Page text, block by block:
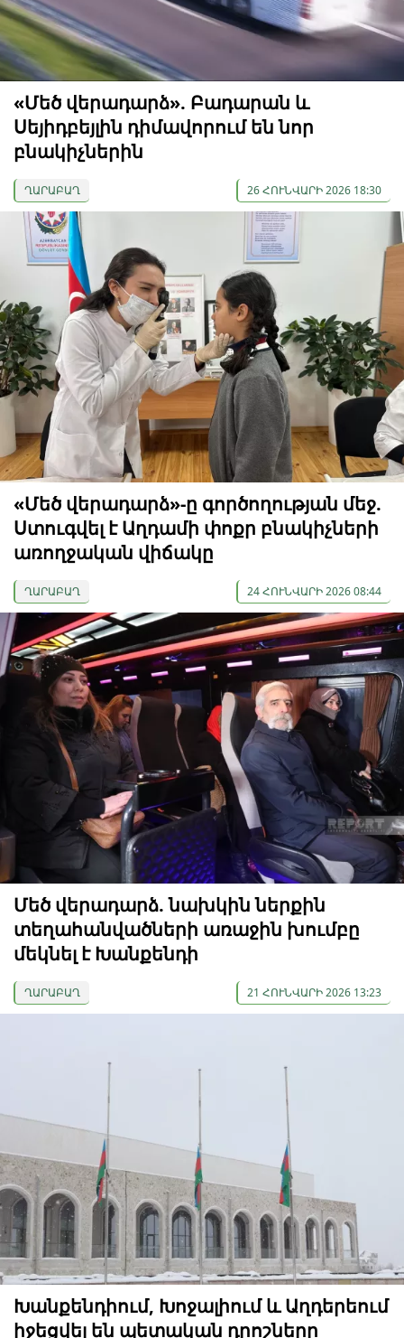
«Մեծ վերադարձ». Բադարան և
Սեյիդբեյլին դիմավորում են նոր
բնակիչներին
ՂԱՐԱԲԱՂ 26 ՀՈՒՆՎԱՐԻ 2026 18:30
«Մեծ վերադարձ»-ը գործողության մեջ.
Ստուգվել է Աղդամի փոքր բնակիչների
առողջական վիճակը
ՂԱՐԱԲԱՂ 24 ՀՈՒՆՎԱՐԻ 2026 08:44
Մեծ վերադարձ. նախկին ներքին
տեղահանվածների առաջին խումբը
մեկնել է Խանքենդի
ՂԱՐԱԲԱՂ 21 ՀՈՒՆՎԱՐԻ 2026 13:23
Խանքենդիում, Խոջալիում և Աղդերեում
իջեցվել են պետական ​​դրոշները